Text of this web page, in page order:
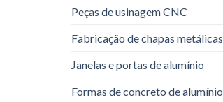
Peças de usinagem CNC
Fabricação de chapas metálicas
Janelas e portas de alumínio
Formas de concreto de alumínio